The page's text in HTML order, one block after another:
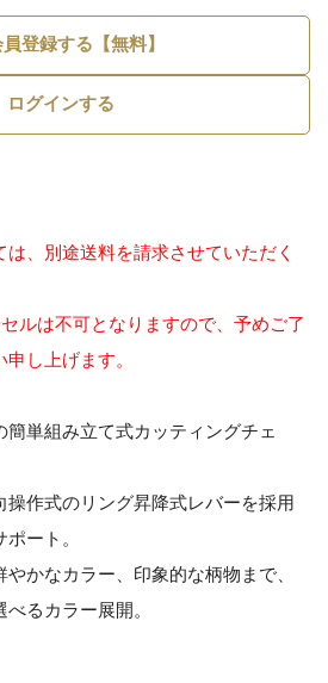
登録する【無料】
ログインする
は、別途送料を請求させていただく
ルは不可となりますので、予めご了
し上げます。
単組み立て式カッティングチェ
操作式のリング昇降式レバーを採用
ート。
かなカラー、印象的な柄物まで、
るカラー展開。